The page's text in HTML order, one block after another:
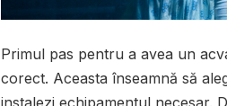
Primul pas pentru a avea un
corect. Aceasta înseamnă să
instalezi echipamentul necesar.